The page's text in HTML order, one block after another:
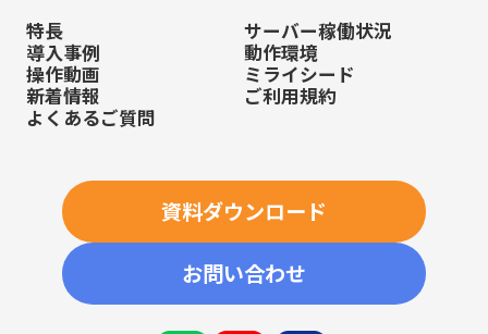
特長
導入事例
操作動画
新着情報
よくあるご質問
サーバー稼働状況
動作環境
ミライシード
ご利用規約
資料ダウンロード
お問い合わせ